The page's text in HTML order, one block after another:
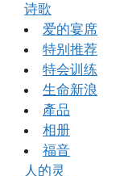
诗歌
爱的宴席
特别推荐
特会训练
生命新浪
產品
相册
福音
人的灵